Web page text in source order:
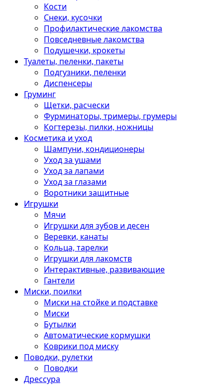
Кости
Снеки, кусочки
Профилактические лакомства
Повседневные лакомства
Подушечки, крокеты
Туалеты, пеленки, пакеты
Подгузники, пеленки
Диспенсеры
Груминг
Щетки, расчески
Фурминаторы, тримеры, грумеры
Когтерезы, пилки, ножницы
Косметика и уход
Шампуни, кондиционеры
Уход за ушами
Уход за лапами
Уход за глазами
Воротники защитные
Игрушки
Мячи
Игрушки для зубов и десен
Веревки, канаты
Кольца, тарелки
Игрушки для лакомств
Интерактивные, развивающие
Гантели
Миски, поилки
Миски на стойке и подставке
Миски
Бутылки
Автоматические кормушки
Коврики под миску
Поводки, рулетки
Поводки
Дрессура